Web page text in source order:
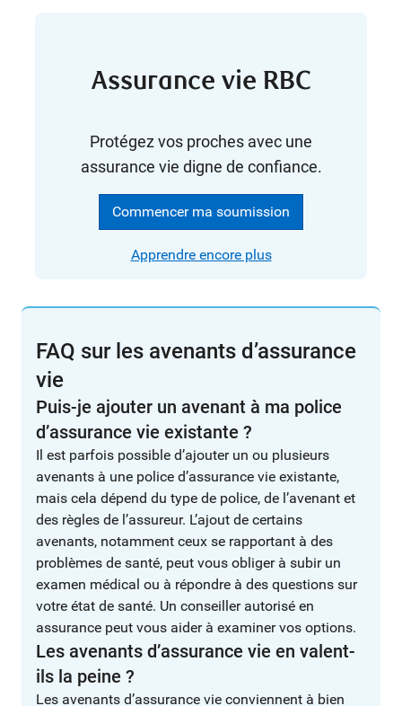
Assurance vie RBC
Protégez vos proches avec une
assurance vie digne de confiance.
Commencer ma soumission
Apprendre encore plus
FAQ sur les avenants d’assurance
vie
Puis-je ajouter un avenant à ma police
d’assurance vie existante ?
Il est parfois possible d’ajouter un ou plusieurs
avenants à une police d’assurance vie existante,
mais cela dépend du type de police, de l’avenant et
des règles de l’assureur. L’ajout de certains
avenants, notamment ceux se rapportant à des
problèmes de santé, peut vous obliger à subir un
examen médical ou à répondre à des questions sur
votre état de santé. Un conseiller autorisé en
assurance peut vous aider à examiner vos options.
Les avenants d’assurance vie en valent-
ils la peine ?
Les avenants d’assurance vie conviennent à bien